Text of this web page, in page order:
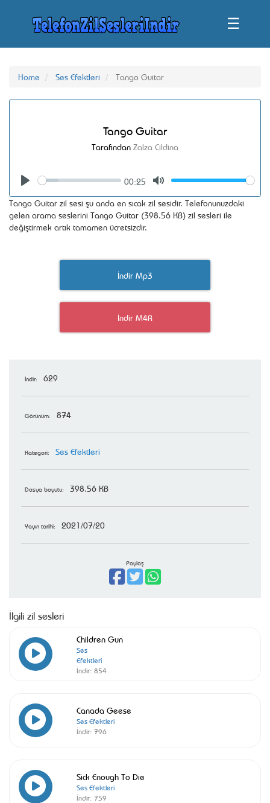
☰
Home Ses Efektleri Tango Guitar
Tango Guitar
Tarafından Zalza Cildina
Seek
00:25
Volume
Tango Guitar zil sesi şu anda en sıcak zil sesidir. Telefonunuzdaki
gelen arama seslerini Tango Guitar (398.56 KB) zil sesleri ile
değiştirmek artık tamamen ücretsizdir.
İndir Mp3
İndir M4R
İndir: 629
Görünüm: 874
Kategori: Ses Efektleri
Dosya boyutu: 398.56 KB
Yayın tarihi: 2021/07/20
Paylaş
İlgili zil sesleri
Children Gun
Ses
Efektleri
İndir: 854
Canada Geese
Ses Efektleri
İndir: 796
Sick Enough To Die
Ses Efektleri
İndir: 759